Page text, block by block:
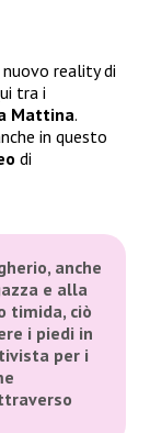
reality di
tra i
Mattina.
in questo
di
anche
e alla
timida, ciò
i piedi in
per i